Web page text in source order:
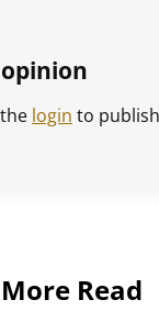
login to
More Read